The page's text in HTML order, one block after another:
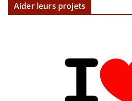
Aider leurs projets